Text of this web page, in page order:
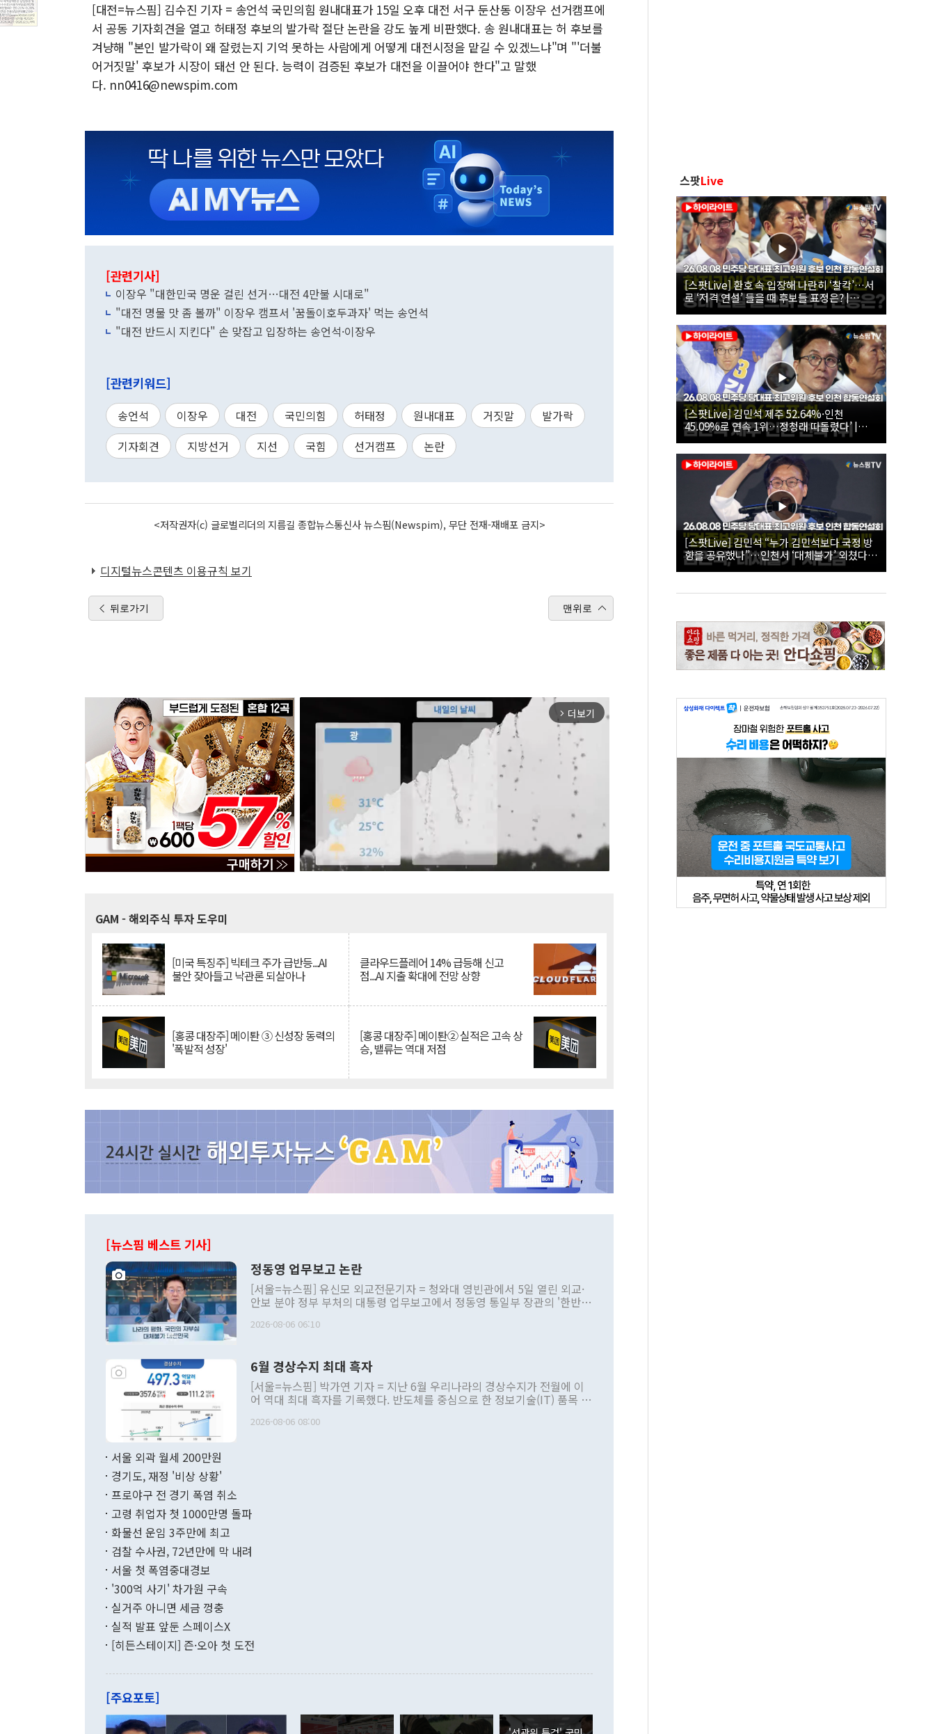
[대전=뉴스핌] 김수진 기자 = 송언석 국민의힘 원내대표가 15일 오후 대전 서구 둔산동 이장우 선거캠프에
서 공동 기자회견을 열고 허태정 후보의 발가락 절단 논란을 강도 높게 비판했다. 송 원내대표는 허 후보를
겨냥해 "본인 발가락이 왜 잘렸는지 기억 못하는 사람에게 어떻게 대전시정을 맡길 수 있겠느냐"며 "'더불
어거짓말' 후보가 시장이 돼선 안 된다. 능력이 검증된 후보가 대전을 이끌어야 한다"고 말했
다. nn0416@newspim.com
[관련기사]
이장우 "대한민국 명운 걸린 선거…대전 4만불 시대로"
"대전 명물 맛 좀 볼까" 이장우 캠프서 '꿈돌이호두과자' 먹는 송언석
"대전 반드시 지킨다" 손 맞잡고 입장하는 송언석·이장우
[관련키워드]
송언석 이장우 대전 국민의힘 허태정 원내대표 거짓말
발가락
기자회견
지방선거 지선 국힘 선거캠프 논란
<저작권자(c) 글로벌리더의 지름길 종합뉴스통신사 뉴스핌(Newspim), 무단 전재-재배포 금지>
디지털뉴스콘텐츠 이용규칙 보기
뒤로가기 맨위로
arrow_forward_ios 더보기
GAM - 해외주식 투자 도우미
[미국 특징주] 빅테크 주가 급반등...AI
불안 잦아들고 낙관론 되살아나
클라우드플레어 14% 급등해 신고
점...AI 지출 확대에 전망 상향
[홍콩 대장주] 메이퇀 ③ 신성장 동력의
'폭발적 성장'
[홍콩 대장주] 메이퇀② 실적은 고속 상
승, 밸류는 역대 저점
[뉴스핌 베스트 기사]
정동영 업무보고 논란
[서울=뉴스핌] 유신모 외교전문기자 = 청와대 영빈관에서 5일 열린 외교·
안보 분야 정부 부처의 대통령 업무보고에서 정동영 통일부 장관의 '한반도
발언 중에는 정부 내 조율을 거치지 않은 사안을 정책으로 추진하겠다고 공
주의적 희망에 근거한 비현실적 구상'이라는 비판을 내놨다. 그동안 정 장
관의 대북 정책 관련 발언이 물의를 빚은 적은 여러 번 있지만 대통령과 유
관 부처 장관이 공개적으로 부정적 입장을 표명한 것은 이례적이다. 정 장
관의 무리한 대북 접근법과 월권을 제어해야 한다는 목소리도 높아지고 있
다. [정동영 통일부 장관이 지난달 23일 오후 서울 종로구 정부서울청사에
무너졌다고도 했다. 또 "현 시점에서 흘러간 선(先)비핵화만 되뇌는 것은
함께 4자 대화의 동력을 확보하기 위해 최선을 다할 것"이라고 말했다. 하
"우리의 선의대로 하는 게 과연 한반도의 평화와 안정에 플러스냐, 결론적
관은 업무보고 사후 브리핑에서 정 장관이 언급한 '4자 회담'에 대해 "이상
이 9월 러시아 블라디보스토크에서 열리는 '동방경제포럼(EEF)'을 언급하
며 "정부 차원에서 (참석을) 검토하고 있다"고 발언한 데 대해서도 조 장관
2026-08-06 06:10
6월 경상수지 최대 흑자
[서울=뉴스핌] 박가연 기자 = 지난 6월 우리나라의 경상수지가 전월에 이
어 역대 최대 흑자를 기록했다. 반도체를 중심으로 한 정보기술(IT) 품목 수
료=한국은행] 한국은행이 6일 발표한 '2026년 6월 국제수지(잠정)'에 따르
며 월간 기준 처음으로 1000억달러를 넘어섰다. 상품수입은 644억8000만
196.9% 급증했고 컴퓨터·주변기기(SSD)는 282.7% 증가했다. IT 품목
수출은 160.4% 늘었으며 비IT 품목도 ▲석유제품(47.5%) ▲화공품
기록했지만 지식재산권사용료수지는 전월 흑자에서 4억4000만달러 적자
로 전환됐다. 본원소득수지는 배당소득을 중심으로 32억7000만달러 흑자
는 배당수입이 늘어난 데다 전월 분기배당에 따른 기저효과로 배당지급이
였던 올해 3월(369억9000만달러)을 넘어선 것이다. 직접투자에서는 내국
인의 해외투자가 80억1000만달러, 외국인의 국내투자가 46억3000만달러
2026-08-06 08:00
서울 외곽 월세 200만원
경기도, 재정 '비상 상황'
프로야구 전 경기 폭염 취소
고령 취업자 첫 1000만명 돌파
화물선 운임 3주만에 최고
검찰 수사권, 72년만에 막 내려
서울 첫 폭염중대경보
'300억 사기' 차가원 구속
실거주 아니면 세금 껑충
실적 발표 앞둔 스페이스X
[히든스테이지] 즌·오아 첫 도전
[주요포토]
스팟Live
[스팟Live] 환호 속 입장해 나란히 ‘찰칵’…서
로 ‘저격 연설’ 들을 때 후보들 표정은? |
26.08.08 더불어민주당 당대표·최고위원 후
보 인천 합동연설회
[스팟Live] 김민석 제주 52.64%·인천
45.09%로 연속 1위…정청래 따돌렸다’ |
26.08.08 더불어민주당 당대표·최고위원 후
보 인천 합동연설회
[스팟Live] 김민석 “누가 김민석보다 국정 방
향을 공유했나”…인천서 ‘대체불가’ 외쳤다 |
26.08.08 더불어민주당 당대표·최고위원 후